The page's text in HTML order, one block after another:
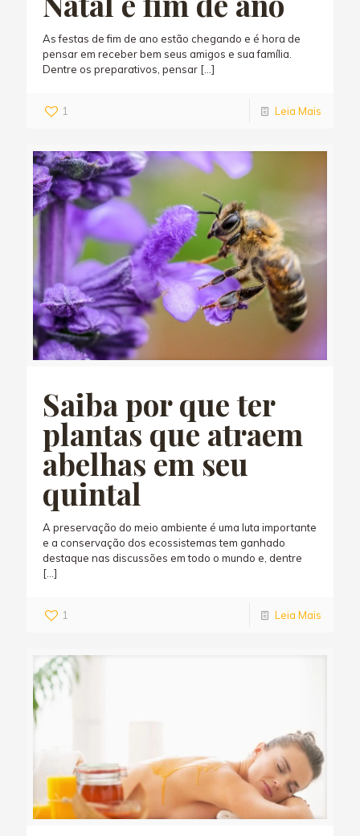
As festas de fim de ano estão chegando e é hora de
pensar em receber bem seus amigos e sua família.
Dentre os preparativos, pensar […]
1 Leia Mais
Saiba por que ter
plantas que atraem
abelhas em seu
quintal
A preservação do meio ambiente é uma luta importante
e a conservação dos ecossistemas tem ganhado
destaque nas discussões em todo o mundo e, dentre
[…]
1 Leia Mais